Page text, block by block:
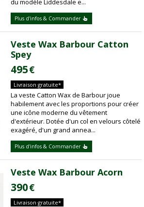
du modèle Liddesdale e...
Plus d'infos & Commander
Veste Wax Barbour Catton
Spey
495€
Livraison gratuite*
La veste Catton Wax de Barbour joue
habilement avec les proportions pour créer
une icône moderne du vêtement
d'extérieur. Dotée d'un col en velours côtelé
exagéré, d'un grand annea...
Plus d'infos & Commander
Veste Wax Barbour Acorn
390€
Livraison gratuite*